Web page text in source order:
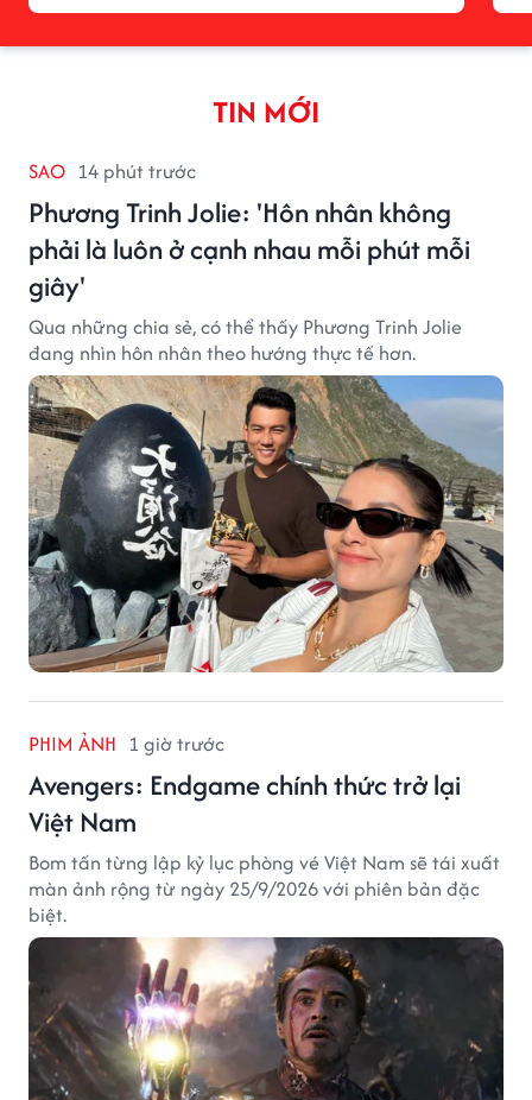
TIN MỚI
SAO 14 phút trước
Phương Trinh Jolie: 'Hôn nhân không
phải là luôn ở cạnh nhau mỗi phút mỗi
giây'
Qua những chia sẻ, có thể thấy Phương Trinh Jolie
đang nhìn hôn nhân theo hướng thực tế hơn.
PHIM ẢNH 1 giờ trước
Avengers: Endgame chính thức trở lại
Việt Nam
Bom tấn từng lập kỷ lục phòng vé Việt Nam sẽ tái xuất
màn ảnh rộng từ ngày 25/9/2026 với phiên bản đặc
biệt.